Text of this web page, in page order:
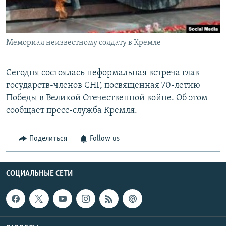
Հայերեն
English
Все сайты Радио Азатутюн
Мемориал неизвестному солдату в Кремле
Сегодня состоялась неформальная встреча глав
государств-членов СНГ, посвященная 70-летию
Победы в Великой Отечественной войне. Об этом
сообщает пресс-служба Кремля.
Поделиться Follow us
СОЦИАЛЬНЫЕ СЕТИ